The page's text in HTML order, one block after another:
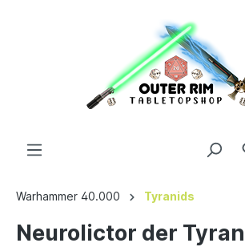
Warhammer 40.000 Tyranids
Neurolictor der